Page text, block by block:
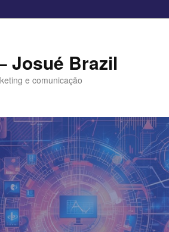
Josué Brazil
e comunicação